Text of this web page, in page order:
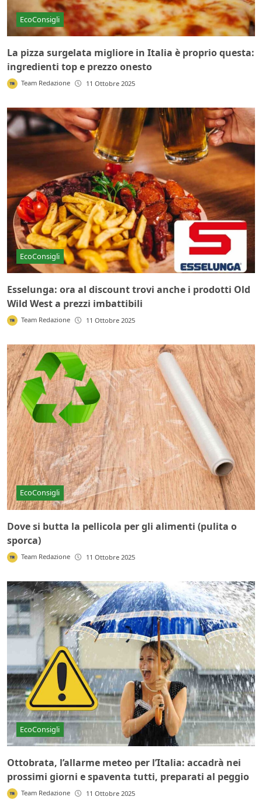
EcoConsigli
La pizza surgelata migliore in Italia è proprio questa:
ingredienti top e prezzo onesto
Team Redazione 11 Ottobre 2025
EcoConsigli
Esselunga: ora al discount trovi anche i prodotti Old
Wild West a prezzi imbattibili
Team Redazione 11 Ottobre 2025
EcoConsigli
Dove si butta la pellicola per gli alimenti (pulita o
sporca)
Team Redazione 11 Ottobre 2025
EcoConsigli
Ottobrata, l’allarme meteo per l’Italia: accadrà nei
prossimi giorni e spaventa tutti, preparati al peggio
Team Redazione 11 Ottobre 2025